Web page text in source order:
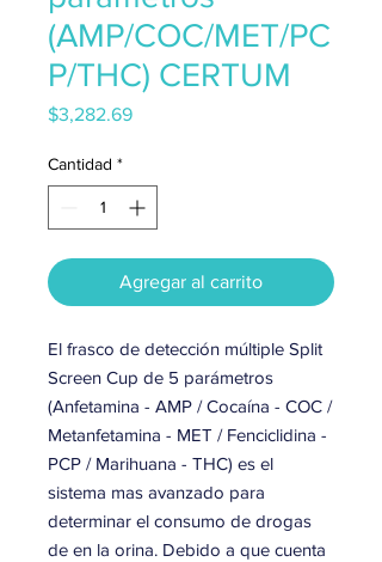
(AMP/COC/MET/PC
P/THC) CERTUM
$3,282.69Precio
Cantidad *
Agregar al carrito
El frasco de detección múltiple Split
Screen Cup de 5 parámetros
(Anfetamina - AMP / Cocaína - COC /
Metanfetamina - MET / Fenciclidina -
PCP / Marihuana - THC) es el
sistema mas avanzado para
determinar el consumo de drogas
de en la orina. Debido a que cuenta